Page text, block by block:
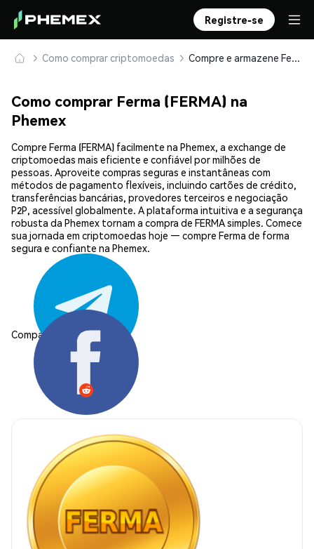
Registre-se
Como comprar criptomoedas Compre e armazene Ferma (FERMA) com segurança
Como comprar Ferma (FERMA) na
Phemex
Compre Ferma (FERMA) facilmente na Phemex, a exchange de
criptomoedas mais eficiente e confiável por milhões de
pessoas. Aproveite compras seguras e instantâneas com
métodos de pagamento flexíveis, incluindo cartões de crédito,
transferências bancárias, provedores terceiros e negociação
P2P, acessível globalmente. A plataforma intuitiva e a segurança
robusta da Phemex tornam a compra de FERMA simples. Comece
sua jornada em criptomoedas hoje — compre Ferma de forma
segura e confiante na Phemex.
Compartilhar: